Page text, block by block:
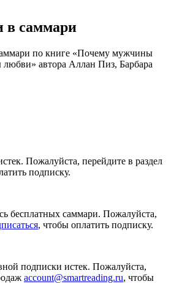
в саммари
по книге «Почему мужчины
любви» автора Аллан Пиз, Барбара
Пожалуйста, перейдите в раздел
подписку.
бесплатных саммари. Пожалуйста,
, чтобы оплатить подписку.
подписки истек. Пожалуйста,
account@smartreading.ru, чтобы